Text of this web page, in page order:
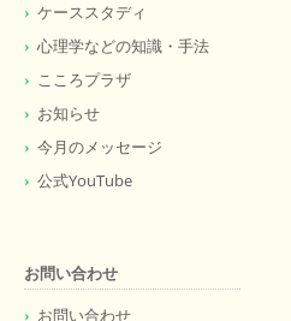
ケーススタディ
心理学などの知識・手法
こころプラザ
お知らせ
今月のメッセージ
公式YouTube
お問い合わせ
お問い合わせ